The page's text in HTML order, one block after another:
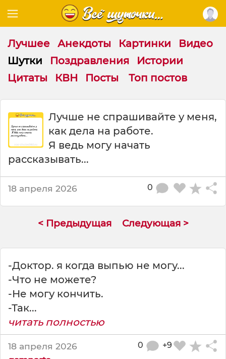
Лучшее Анекдоты Картинки
Видео
Шутки
Поздравления
Истории
Цитаты
КВН Посты Топ постов
Л
ш
а
Лучше не спрашивайте у меня,
как дела на работе.
Я ведь могу начать
рассказывать...
18 апреля 2026 0
< Предыдущая Следующая >
-Доктор. я когда выпью не могу...
-Что не можете?
-Не могу кончить.
-Так...
читать полностью
18 апреля 2026
+9
0